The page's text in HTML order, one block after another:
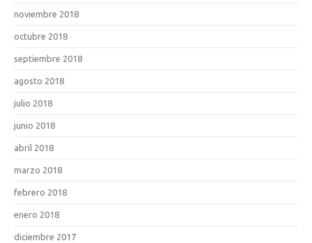
noviembre 2018
octubre 2018
septiembre 2018
agosto 2018
julio 2018
junio 2018
abril 2018
marzo 2018
febrero 2018
enero 2018
diciembre 2017